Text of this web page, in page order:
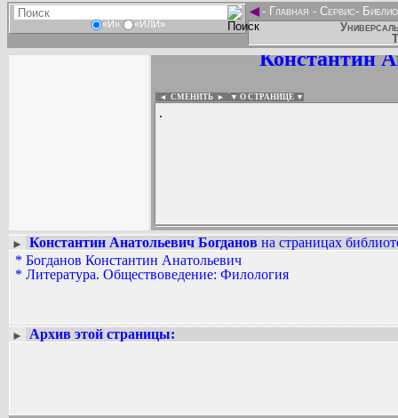
«И» «ИЛИ»
◄- Главная - Сервис-
Константин
◄ СМЕНИТЬ ► ▼ О СТРАНИЦЕ ▼
.
Вадим Ершов...
...
► Константин Анатольевич Богданов на страницах
* Богданов Константин Анатольевич
* Литература. Обществоведение: Филология
► Архив этой страницы: